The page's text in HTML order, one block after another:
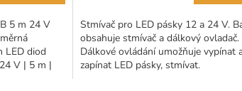
5 m 24 V
LED diod
V | 5 m |
Stmívač pro LED pásky 12 a 24 V.
obsahuje stmívač a dálkový ovladač.
Dálkové ovládání umožňuje vypínat
zapínat LED pásky, stmívat.